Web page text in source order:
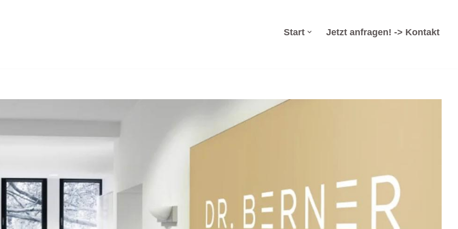
Start Jetzt anfragen! -> Kontakt
bei ↗️Dr. Berner & Partner Rechtsanwälte als auch ✓Insolvenzsanierung, Arbeitsrecht, Insolvenzverwaltung,
✓Insolvenzverwaltung, ✓Arbeitsrecht und ✓Wirtschaftsrecht in Oelsnitz (Erzgebirge). ➡️ Dr. Berner & Partner